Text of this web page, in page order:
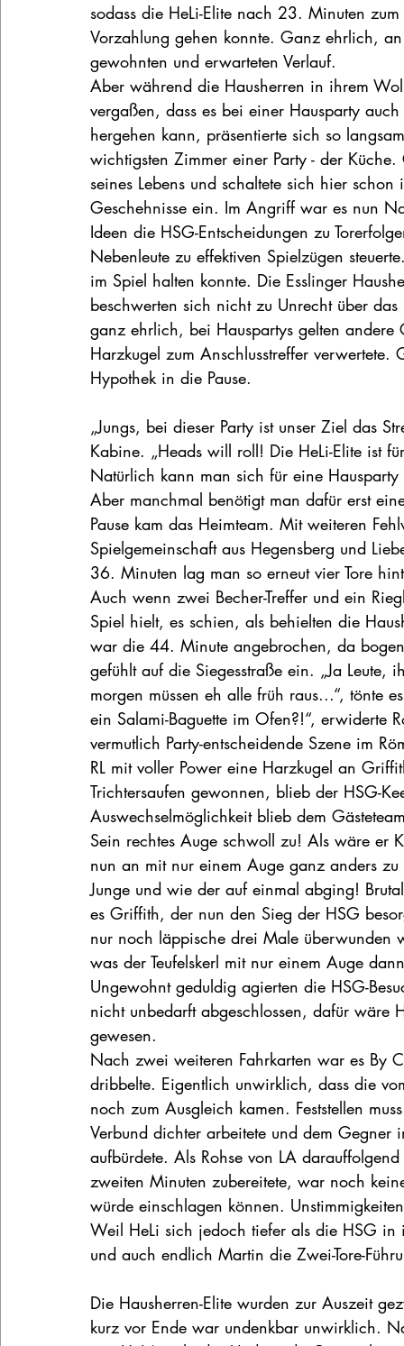
sodass die HeLi-Elite nach 23. Minuten
Vorzahlung gehen konnte. Ganz ehrlich,
gewohnten und erwarteten Verlauf.
Aber während die Hausherren in ihrem
vergaßen, dass es bei einer Hausparty
hergehen kann, präsentierte sich so
wichtigsten Zimmer einer Party - der
seines Lebens und schaltete sich hier
Geschehnisse ein. Im Angriff war es nun
Ideen die HSG-Entscheidungen zu
Nebenleute zu effektiven Spielzügen
im Spiel halten konnte. Die Esslinger
beschwerten sich nicht zu Unrecht über
ganz ehrlich, bei Hauspartys gelten
Harzkugel zum Anschlusstreffer
Hypothek in die Pause.
„Jungs, bei dieser Party ist unser Ziel das
Kabine. „Heads will roll! Die HeLi-Elite ist
Natürlich kann man sich für eine
Aber manchmal benötigt man dafür erst
Pause kam das Heimteam. Mit weiteren
Spielgemeinschaft aus Hegensberg und
36. Minuten lag man so erneut vier Tore
Auch wenn zwei Becher-Treffer und ein
Spiel hielt, es schien, als behielten die
war die 44. Minute angebrochen, da
gefühlt auf die Siegesstraße ein. „Ja
morgen müssen eh alle früh raus...“, tönte
ein Salami-Baguette im Ofen?!“,
vermutlich Party-entscheidende Szene im
RL mit voller Power eine Harzkugel an
Trichtersaufen gewonnen, blieb der HSG-
Auswechselmöglichkeit blieb dem
Sein rechtes Auge schwoll zu! Als wäre er
nun an mit nur einem Auge ganz anders
Junge und wie der auf einmal abging!
es Griffith, der nun den Sieg der HSG
nur noch läppische drei Male überwunden
was der Teufelskerl mit nur einem Auge
Ungewohnt geduldig agierten die HSG-
nicht unbedarft abgeschlossen, dafür wäre
gewesen.
Nach zwei weiteren Fahrkarten war es
dribbelte. Eigentlich unwirklich, dass die
noch zum Ausgleich kamen. Feststellen
Verbund dichter arbeitete und dem
aufbürdete. Als Rohse von LA
zweiten Minuten zubereitete, war noch
würde einschlagen können.
Weil HeLi sich jedoch tiefer als die HSG in
und auch endlich Martin die Zwei-Tore-
Die Hausherren-Elite wurden zur Auszeit
kurz vor Ende war undenkbar unwirklich.